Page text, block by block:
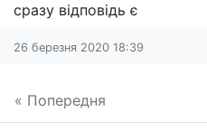
сразу відповідь є
26 березня 2020 18:39
« Попередня